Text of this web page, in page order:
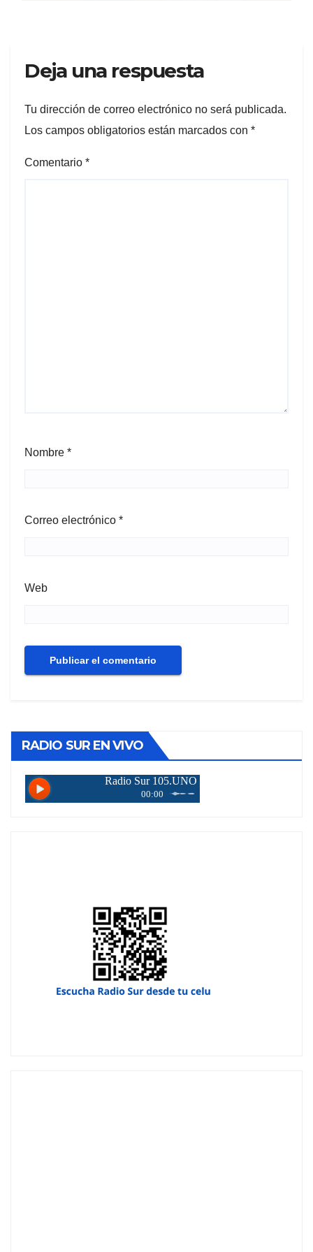
Deja una respuesta
Tu dirección de correo electrónico no será publicada.
Los campos obligatorios están marcados con *
Comentario *
Nombre *
Correo electrónico *
Web
RADIO SUR EN VIVO